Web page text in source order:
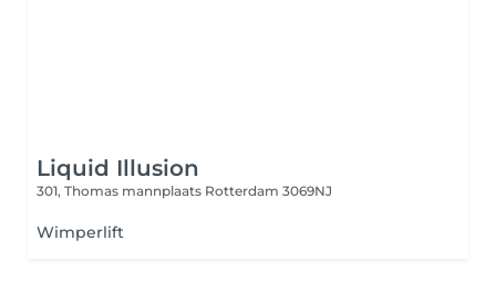
Liquid Illusion
301, Thomas mannplaats Rotterdam 3069NJ
Wimperlift